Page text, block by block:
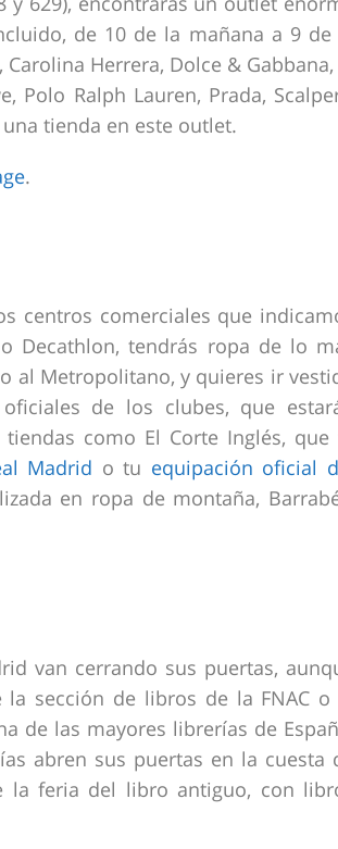
de 10 de la mañana a 9 de
Herrera, Dolce & Gabbana,
Polo Ralph Lauren, Prada,
tienda en este outlet.
.
centros comerciales que
Decathlon, tendrás ropa de lo
al Metropolitano, y quieres ir
de los clubes, que
como El Corte Inglés, que
Madrid o tu equipación oficial
en ropa de montaña,
van cerrando sus puertas,
sección de libros de la FNAC o
de las mayores librerías de
abren sus puertas en la cuesta
la feria del libro antiguo, con